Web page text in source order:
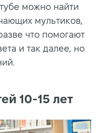
можно найти
мультиков,
что помогают
и так далее, но
10-15 лет